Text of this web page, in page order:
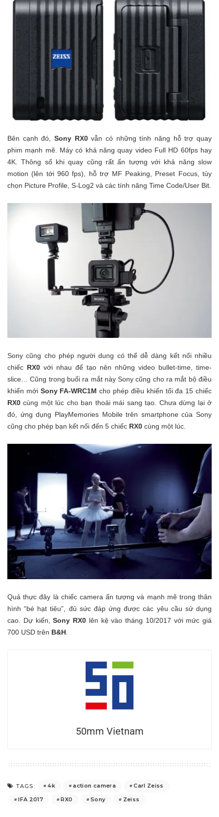
Bên cạnh đó, Sony RX0vẫn có những tính năng hỗ trợ quay
phim mạnh mẽ. Máy có khả năng quay video Full HD 60fps hay
4K. Thông số khi quay cũng rất ấn tượng với khả năng slow
motion (lên tới 960 fps), hỗ trợ MF Peaking, Preset Focus, tùy
chọn Picture Profile, S-Log2 và các tính năng Time Code/User Bit.
Sony cũng cho phép người dung có thể dễ dàng kết nối nhiều
chiếc RX0 với nhau để tạo nên những video bullet-time, time-
slice… Cũng trong buổi ra mắt này Sony cũng cho ra mắt bộ điều
khiển mới Sony FA-WRC1M cho phép điều khiển tối đa 15 chiếc
RX0 cùng một lúc cho bạn thoải mái sang tạo. Chưa dừng lại ở
đó, ứng dụng PlayMemories Mobile trên smartphone của Sony
cũng cho phép bạn kết nối đến 5 chiếc RX0 cùng một lúc.
Quả thực đây là chiếc camera ấn tượng và mạnh mẽ trong thân
hình “bé hạt tiêu”, đủ sức đáp ứng được các yêu cầu sử dụng
cao. Dự kiến,Sony RX0 lên kệ vào tháng 10/2017 với mức giá
700 USD trên B&H
50mm Vietnam
TAGS: 4k action camera
Carl Zeiss
IFA 2017
RX0 Sony Zeiss